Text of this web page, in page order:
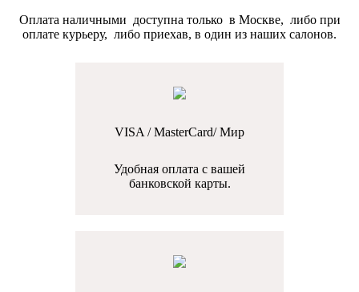
Оплата наличными доступна только в Москве, либо при
оплате курьеру, либо приехав, в один из наших салонов.
VISA / MasterCard/ Мир
Удобная оплата с вашей
банковской карты.